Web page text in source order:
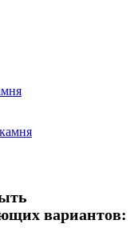
вариантов: